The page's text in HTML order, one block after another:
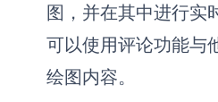
图，并在其中进行实
可以使用评论功能与
绘图内容。